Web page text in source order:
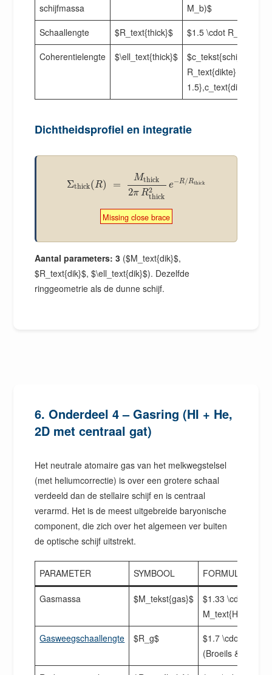
schijfmassa
M_b)$
Schaallengte
$R_text{thick}$
$1.5 \cdot R_d$
Coherentielengte
$\ell_text{thick}$
$c_tekst{schijf} \dot
R_text{dikte} =
Dichtheidsprofiel en integratie
Σthick(R) =
Mthick
2πR2
thick
e−R/Rthick
Missing close brace
Aantal parameters: 3 ($M_text{dik}$,
$R_text{dik}$, $\ell_text{dik}$). Dezelfde
ringgeometrie als de dunne schijf.
6. Onderdeel 4 – Gasring (HI + He,
2D met centraal gat)
Het neutrale atomaire gas van het melkwegstelsel
(met heliumcorrectie) is over een grotere schaal
verdeeld dan de stellaire schijf en is centraal
verarmd. Het is de meest uitgebreide baryonische
component, die zich over het algemeen ver buiten
de optische schijf uitstrekt.
PARAMETER SYMBOOL FORMULE
Gasmassa $M_tekst{gas}$
$1.33 \cdot
M_text{HI}$
Gasweegschaallengte
$R_g$
$1.7 \cdot R_d$
(Broeils & Rhee